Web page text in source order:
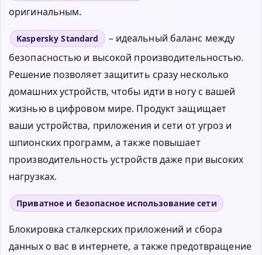
оригинальным.
Kaspersky Standard
– идеальный баланс между
безопасностью и высокой производительностью.
Решение позволяет защитить сразу несколько
домашних устройств, чтобы идти в ногу с вашей
жизнью в цифровом мире. Продукт защищает
ваши устройства, приложения и сети от угроз и
шпионских программ, а также повышает
производительность устройств даже при высоких
нагрузках.
Приватное и безопасное использование сети
Блокировка сталкерских приложений и сбора
данных о вас в интернете, а также предотвращение